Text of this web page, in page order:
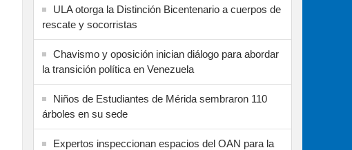
ULA otorga la Distinción Bicentenario a cuerpos de
rescate y socorristas
Chavismo y oposición inician diálogo para abordar
la transición política en Venezuela
Niños de Estudiantes de Mérida sembraron 110
árboles en su sede
Expertos inspeccionan espacios del OAN para la